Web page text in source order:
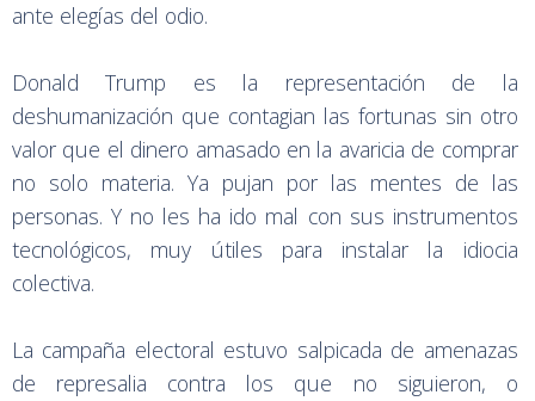
ante elegías del odio.
Donald Trump es la representación de la
deshumanización que contagian las fortunas sin otro
valor que el dinero amasado en la avaricia de comprar
no solo materia. Ya pujan por las mentes de las
personas. Y no les ha ido mal con sus instrumentos
tecnológicos, muy útiles para instalar la idiocia
colectiva.
La campaña electoral estuvo salpicada de amenazas
de represalia contra los que no siguieron, o